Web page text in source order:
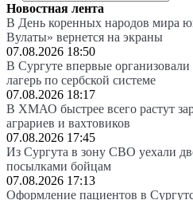
Новостная лента
В День коренных народов мира
Вулаты» вернется на экраны
07.08.2026 18:50
В Сургуте впервые
лагерь по сербской системе
07.08.2026 18:17
В ХМАО быстрее всего растут
аграриев и вахтовиков
07.08.2026 17:45
Из Сургута в зону СВО уехали
посылками бойцам
07.08.2026 17:13
Оформление пациентов в